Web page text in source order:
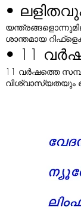
•
ശാന്തമായ
• 11
11 വർഷത്തെ
വിശ്വാസ്യതയും